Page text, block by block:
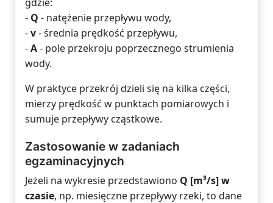
- Q - natężenie przepływu wody,
-v- średnia prędkość przepływu,
-A- pole przekroju poprzecznego strumienia
wody.
W praktyce przekrój dzieli się na kilka części,
mierzy prędkość w punktach pomiarowych i
sumuje przepływy cząstkowe.
Zastosowanie w zadaniach
egzaminacyjnych
Jeżeli na wykresie przedstawiono Q [m³/s] w
czasie, np. miesięczne przepływy rzeki, to dane